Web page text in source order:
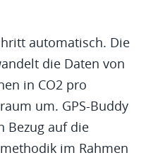
automatisch. Die
die Daten von
in CO2 pro
um. GPS-Buddy
Bezug auf die
im Rahmen